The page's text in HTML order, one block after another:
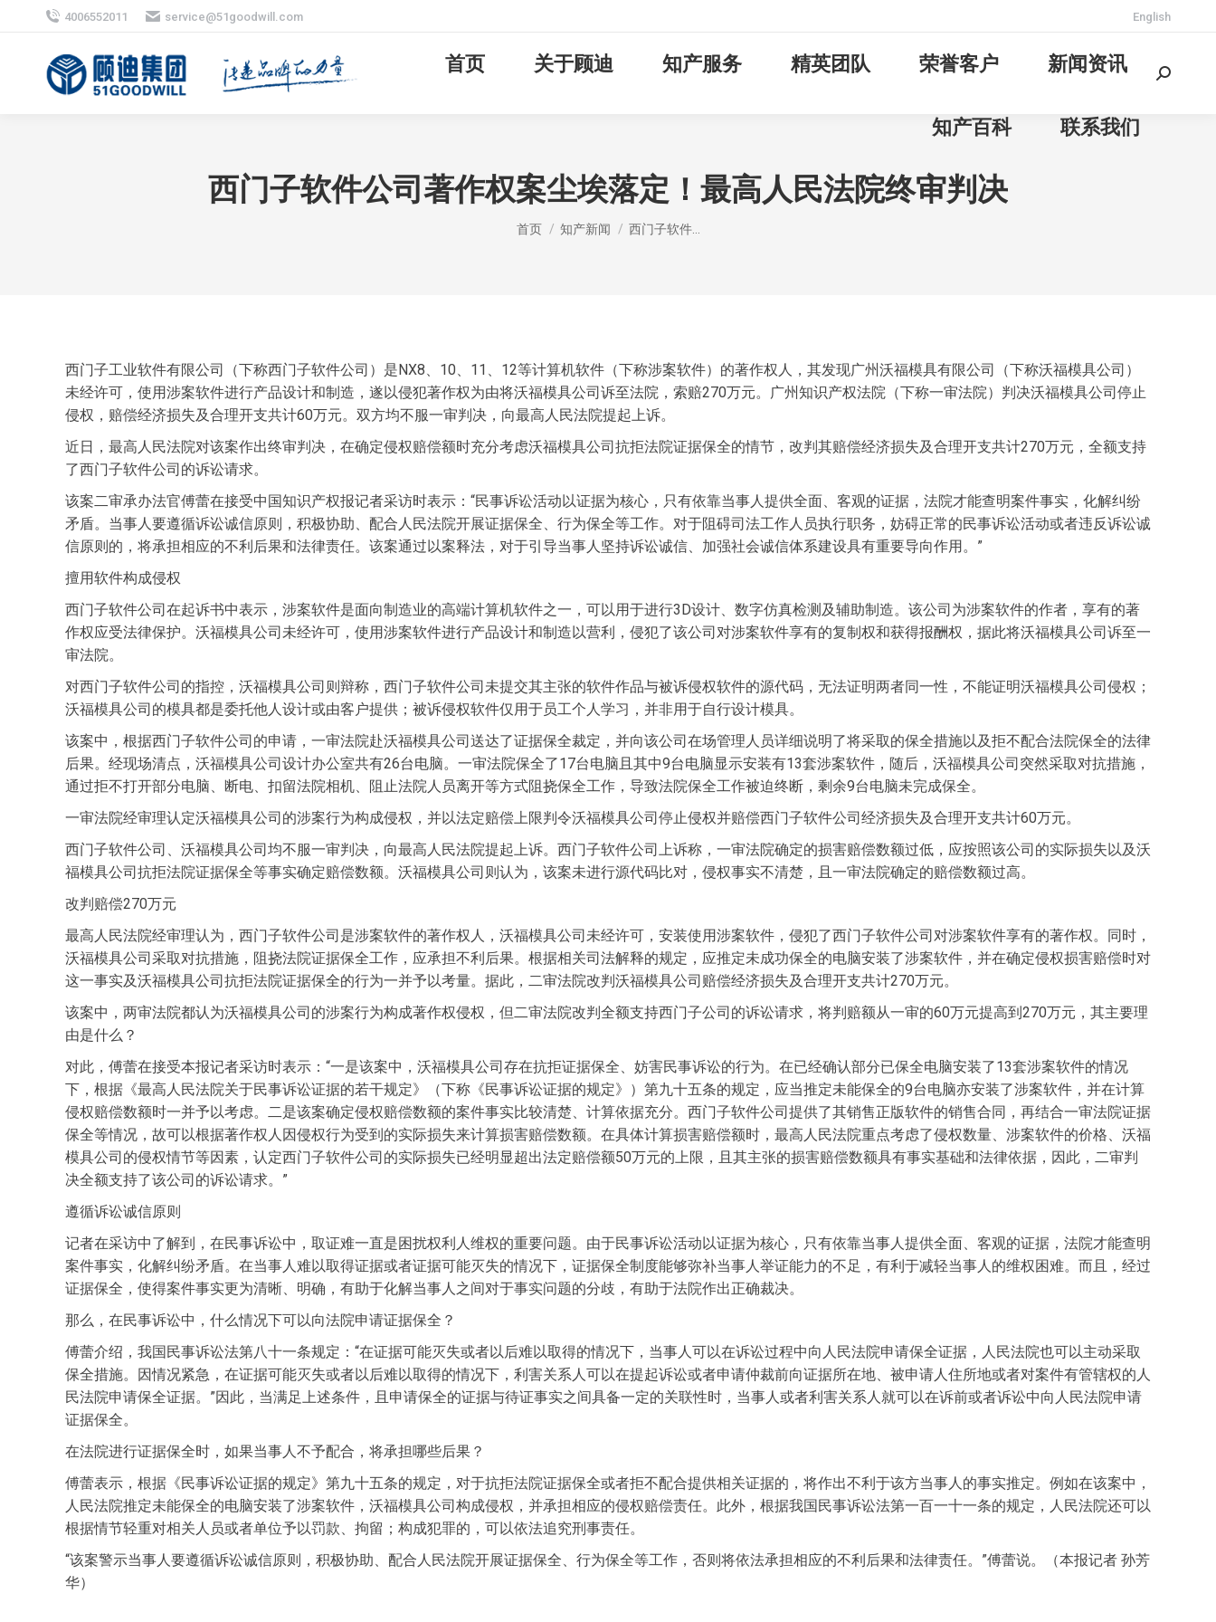
4006552011 service@51goodwill.com English
首页 关于顾迪 知产服务 精英团队 荣誉客户 新闻资讯
知产百科 联系我们
Search:
西门子软件公司著作权案尘埃落定！最高人民法院终审判决
您在这里：
首页 知产新闻 西门子软件…
西门子工业软件有限公司（下称西门子软件公司）是NX8、10、11、12等计算机软件（下称涉案软件）的著作权人，其发现广州沃福模具有限公司（下称沃福模具公司）
未经许可，使用涉案软件进行产品设计和制造，遂以侵犯著作权为由将沃福模具公司诉至法院，索赔270万元。广州知识产权法院（下称一审法院）判决沃福模具公司停止
侵权，赔偿经济损失及合理开支共计60万元。双方均不服一审判决，向最高人民法院提起上诉。
近日，最高人民法院对该案作出终审判决，在确定侵权赔偿额时充分考虑沃福模具公司抗拒法院证据保全的情节，改判其赔偿经济损失及合理开支共计270万元，全额支持
了西门子软件公司的诉讼请求。
该案二审承办法官傅蕾在接受中国知识产权报记者采访时表示：“民事诉讼活动以证据为核心，只有依靠当事人提供全面、客观的证据，法院才能查明案件事实，化解纠纷
矛盾。当事人要遵循诉讼诚信原则，积极协助、配合人民法院开展证据保全、行为保全等工作。对于阻碍司法工作人员执行职务，妨碍正常的民事诉讼活动或者违反诉讼诚
信原则的，将承担相应的不利后果和法律责任。该案通过以案释法，对于引导当事人坚持诉讼诚信、加强社会诚信体系建设具有重要导向作用。”
擅用软件构成侵权
西门子软件公司在起诉书中表示，涉案软件是面向制造业的高端计算机软件之一，可以用于进行3D设计、数字仿真检测及辅助制造。该公司为涉案软件的作者，享有的著
作权应受法律保护。沃福模具公司未经许可，使用涉案软件进行产品设计和制造以营利，侵犯了该公司对涉案软件享有的复制权和获得报酬权，据此将沃福模具公司诉至一
审法院。
对西门子软件公司的指控，沃福模具公司则辩称，西门子软件公司未提交其主张的软件作品与被诉侵权软件的源代码，无法证明两者同一性，不能证明沃福模具公司侵权；
沃福模具公司的模具都是委托他人设计或由客户提供；被诉侵权软件仅用于员工个人学习，并非用于自行设计模具。
该案中，根据西门子软件公司的申请，一审法院赴沃福模具公司送达了证据保全裁定，并向该公司在场管理人员详细说明了将采取的保全措施以及拒不配合法院保全的法律
后果。经现场清点，沃福模具公司设计办公室共有26台电脑。一审法院保全了17台电脑且其中9台电脑显示安装有13套涉案软件，随后，沃福模具公司突然采取对抗措施，
通过拒不打开部分电脑、断电、扣留法院相机、阻止法院人员离开等方式阻挠保全工作，导致法院保全工作被迫终断，剩余9台电脑未完成保全。
一审法院经审理认定沃福模具公司的涉案行为构成侵权，并以法定赔偿上限判令沃福模具公司停止侵权并赔偿西门子软件公司经济损失及合理开支共计60万元。
西门子软件公司、沃福模具公司均不服一审判决，向最高人民法院提起上诉。西门子软件公司上诉称，一审法院确定的损害赔偿数额过低，应按照该公司的实际损失以及沃
福模具公司抗拒法院证据保全等事实确定赔偿数额。沃福模具公司则认为，该案未进行源代码比对，侵权事实不清楚，且一审法院确定的赔偿数额过高。
改判赔偿270万元
最高人民法院经审理认为，西门子软件公司是涉案软件的著作权人，沃福模具公司未经许可，安装使用涉案软件，侵犯了西门子软件公司对涉案软件享有的著作权。同时，
沃福模具公司采取对抗措施，阻挠法院证据保全工作，应承担不利后果。根据相关司法解释的规定，应推定未成功保全的电脑安装了涉案软件，并在确定侵权损害赔偿时对
这一事实及沃福模具公司抗拒法院证据保全的行为一并予以考量。据此，二审法院改判沃福模具公司赔偿经济损失及合理开支共计270万元。
该案中，两审法院都认为沃福模具公司的涉案行为构成著作权侵权，但二审法院改判全额支持西门子公司的诉讼请求，将判赔额从一审的60万元提高到270万元，其主要理
由是什么？
对此，傅蕾在接受本报记者采访时表示：“一是该案中，沃福模具公司存在抗拒证据保全、妨害民事诉讼的行为。在已经确认部分已保全电脑安装了13套涉案软件的情况
下，根据《最高人民法院关于民事诉讼证据的若干规定》（下称《民事诉讼证据的规定》）第九十五条的规定，应当推定未能保全的9台电脑亦安装了涉案软件，并在计算
侵权赔偿数额时一并予以考虑。二是该案确定侵权赔偿数额的案件事实比较清楚、计算依据充分。西门子软件公司提供了其销售正版软件的销售合同，再结合一审法院证据
保全等情况，故可以根据著作权人因侵权行为受到的实际损失来计算损害赔偿数额。在具体计算损害赔偿额时，最高人民法院重点考虑了侵权数量、涉案软件的价格、沃福
模具公司的侵权情节等因素，认定西门子软件公司的实际损失已经明显超出法定赔偿额50万元的上限，且其主张的损害赔偿数额具有事实基础和法律依据，因此，二审判
决全额支持了该公司的诉讼请求。”
遵循诉讼诚信原则
记者在采访中了解到，在民事诉讼中，取证难一直是困扰权利人维权的重要问题。由于民事诉讼活动以证据为核心，只有依靠当事人提供全面、客观的证据，法院才能查明
案件事实，化解纠纷矛盾。在当事人难以取得证据或者证据可能灭失的情况下，证据保全制度能够弥补当事人举证能力的不足，有利于减轻当事人的维权困难。而且，经过
证据保全，使得案件事实更为清晰、明确，有助于化解当事人之间对于事实问题的分歧，有助于法院作出正确裁决。
那么，在民事诉讼中，什么情况下可以向法院申请证据保全？
傅蕾介绍，我国民事诉讼法第八十一条规定：“在证据可能灭失或者以后难以取得的情况下，当事人可以在诉讼过程中向人民法院申请保全证据，人民法院也可以主动采取
保全措施。因情况紧急，在证据可能灭失或者以后难以取得的情况下，利害关系人可以在提起诉讼或者申请仲裁前向证据所在地、被申请人住所地或者对案件有管辖权的人
民法院申请保全证据。”因此，当满足上述条件，且申请保全的证据与待证事实之间具备一定的关联性时，当事人或者利害关系人就可以在诉前或者诉讼中向人民法院申请
证据保全。
在法院进行证据保全时，如果当事人不予配合，将承担哪些后果？
傅蕾表示，根据《民事诉讼证据的规定》第九十五条的规定，对于抗拒法院证据保全或者拒不配合提供相关证据的，将作出不利于该方当事人的事实推定。例如在该案中，
人民法院推定未能保全的电脑安装了涉案软件，沃福模具公司构成侵权，并承担相应的侵权赔偿责任。此外，根据我国民事诉讼法第一百一十一条的规定，人民法院还可以
根据情节轻重对相关人员或者单位予以罚款、拘留；构成犯罪的，可以依法追究刑事责任。
“该案警示当事人要遵循诉讼诚信原则，积极协助、配合人民法院开展证据保全、行为保全等工作，否则将依法承担相应的不利后果和法律责任。”傅蕾说。（本报记者 孙芳
华）